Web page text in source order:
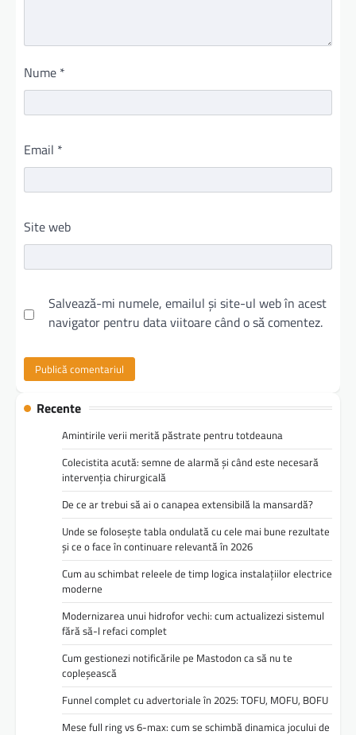
Nume *
Email *
Site web
Salvează-mi numele, emailul și site-ul web în acest
navigator pentru data viitoare când o să comentez.
Recente
Amintirile verii merită păstrate pentru totdeauna
Colecistita acută: semne de alarmă și când este necesară
intervenția chirurgicală
De ce ar trebui să ai o canapea extensibilă la mansardă?
Unde se folosește tabla ondulată cu cele mai bune rezultate
și ce o face în continuare relevantă în 2026
Cum au schimbat releele de timp logica instalațiilor electrice
moderne
Modernizarea unui hidrofor vechi: cum actualizezi sistemul
fără să-l refaci complet
Cum gestionezi notificările pe Mastodon ca să nu te
copleșească
Funnel complet cu advertoriale în 2025: TOFU, MOFU, BOFU
Mese full ring vs 6-max: cum se schimbă dinamica jocului de